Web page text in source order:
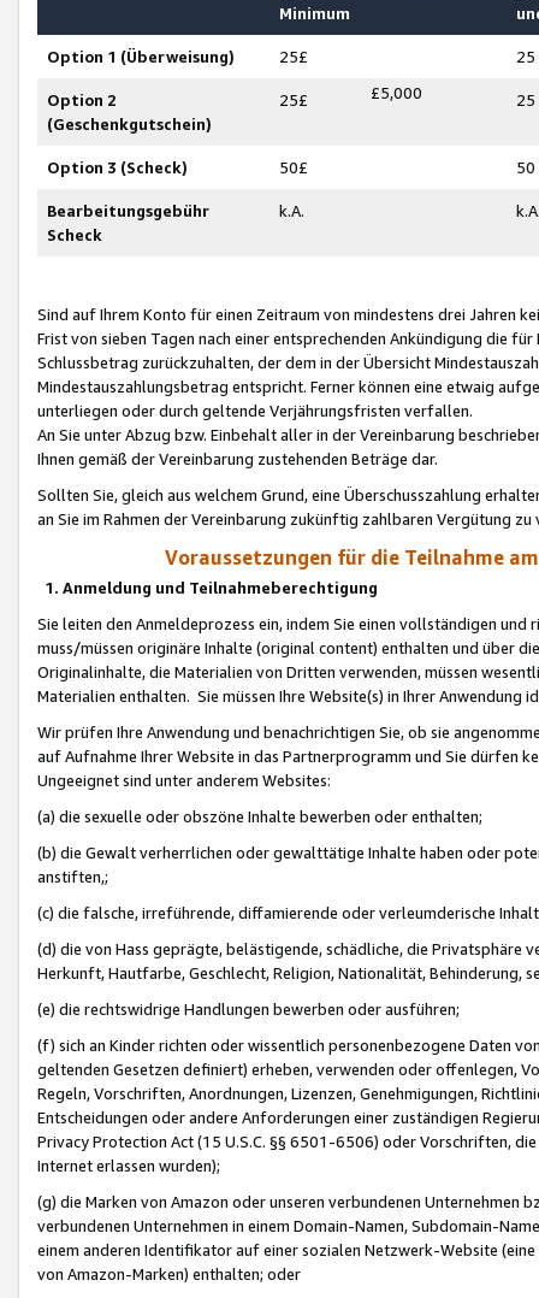
Minimum
Option 1 (Überweisung) 25£ 25
Option 2
(Geschenkgutschein)
25£ £5,000 25
Option 3 (Scheck) 50£ 50
Bearbeitungsgebühr
Scheck
k.A.
Sind auf Ihrem Konto für einen Zeitraum von mindestens drei Jahren
Frist von sieben Tagen nach einer entsprechenden Ankündigung die
Schlussbetrag zurückzuhalten, der dem in der Übersicht
Mindestauszahlungsbetrag entspricht. Ferner können eine etwaig
unterliegen oder durch geltende Verjährungsfristen verfallen.
An Sie unter Abzug bzw. Einbehalt aller in der Vereinbarung
Ihnen gemäß der Vereinbarung zustehenden Beträge dar.
Sollten Sie, gleich aus welchem Grund, eine Überschusszahlung
an Sie im Rahmen der Vereinbarung zukünftig zahlbaren Vergütung zu
Voraussetzungen für die Teilnahme
1. Anmeldung und Teilnahmeberechtigung
Sie leiten den Anmeldeprozess ein, indem Sie einen vollständigen
muss/müssen originäre Inhalte (original content) enthalten und über
Originalinhalte, die Materialien von Dritten verwenden, müssen
Materialien enthalten. Sie müssen Ihre Website(s) in Ihrer Anwendung
Wir prüfen Ihre Anwendung und benachrichtigen Sie, ob sie
auf Aufnahme Ihrer Website in das Partnerprogramm und Sie dürfen
Ungeeignet sind unter anderem Websites:
(a) die sexuelle oder obszöne Inhalte bewerben oder enthalten;
(b) die Gewalt verherrlichen oder gewalttätige Inhalte haben oder
anstiften,;
(c) die falsche, irreführende, diffamierende oder verleumderische
(d) die von Hass geprägte, belästigende, schädliche, die Privatsphäre
Herkunft, Hautfarbe, Geschlecht, Religion, Nationalität, Behinderung,
(e) die rechtswidrige Handlungen bewerben oder ausführen;
(f) sich an Kinder richten oder wissentlich personenbezogene Daten
geltenden Gesetzen definiert) erheben, verwenden oder offenlegen,
Regeln, Vorschriften, Anordnungen, Lizenzen, Genehmigungen,
Entscheidungen oder andere Anforderungen einer zuständigen
Privacy Protection Act (15 U.S.C. §§ 6501-6506) oder Vorschriften,
Internet erlassen wurden);
(g) die Marken von Amazon oder unseren verbundenen Unternehmen
verbundenen Unternehmen in einem Domain-Namen, Subdomain-
einem anderen Identifikator auf einer sozialen Netzwerk-Website
von Amazon-Marken) enthalten; oder